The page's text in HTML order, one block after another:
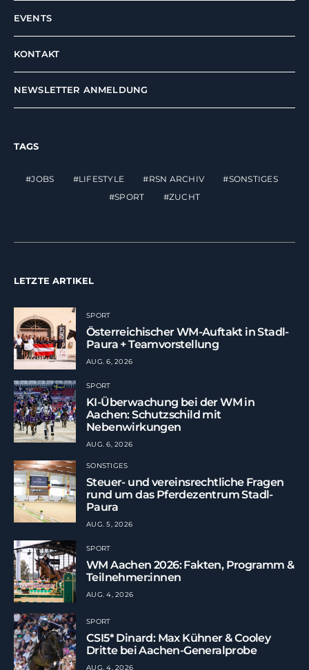
EVENTS
KONTAKT
NEWSLETTER ANMELDUNG
TAGS
JOBS LIFESTYLE RSN ARCHIV
SONSTIGES
SPORT
ZUCHT
LETZTE ARTIKEL
SPORT
Österreichischer WM-Auftakt in Stadl-
Paura + Teamvorstellung
AUG. 6, 2026
SPORT
KI-Überwachung bei der WM in
Aachen: Schutzschild mit
Nebenwirkungen
AUG. 6, 2026
SONSTIGES
Steuer- und vereinsrechtliche Fragen
rund um das Pferdezentrum Stadl-
Paura
AUG. 5, 2026
SPORT
WM Aachen 2026: Fakten, Programm &
Teilnehmer:innen
AUG. 4, 2026
SPORT
CSI5* Dinard: Max Kühner & Cooley
Dritte bei Aachen-Generalprobe
AUG. 4, 2026